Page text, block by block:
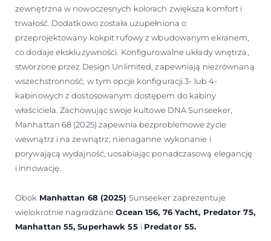
zewnętrzna w nowoczesnych kolorach zwiększa komfort i
trwałość. Dodatkowo została uzupełniona o
przeprojektowany kokpit rufowy z wbudowanym ekranem,
co dodaje ekskluzywności. Konfigurowalne układy wnętrza,
stworzone przez Design Unlimited, zapewniają niezrównaną
wszechstronność, w tym opcje konfiguracji 3- lub 4-
kabinowych z dostosowanym dostępem do kabiny
właściciela. Zachowując swoje kultowe DNA Sunseeker,
Manhattan 68 (2025) zapewnia bezproblemowe życie
wewnątrz i na zewnątrz, nienaganne wykonanie i
porywającą wydajność, uosabiając ponadczasową elegancję
i innowację.
Obok Manhattan 68 (2025) Sunseeker zaprezentuje
wielokrotnie nagradzaneOcean 156, 76 Yacht, Predator 75,
Manhattan 55, Superhawk 55 i Predator 55.